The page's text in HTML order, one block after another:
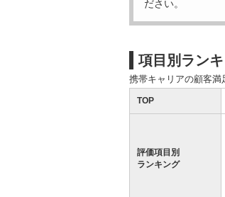
ださい。
項目別ラン
携帯キャリアの顧客満
TOP
評価項目別
ランキング